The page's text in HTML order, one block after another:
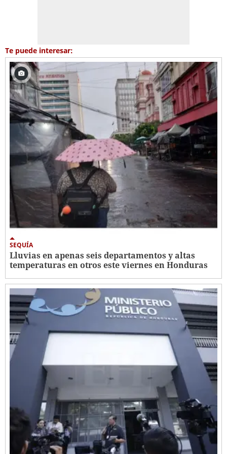
Te puede interesar:
SEQUÍA
Lluvias en apenas seis departamentos y altas
temperaturas en otros este viernes en Honduras